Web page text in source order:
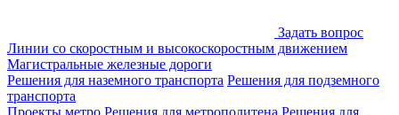
Задать вопрос
Линии со скоростным и высокоскоростным движением
Магистральные железные дороги
Решения для наземного транспорта Решения для подземного
транспорта
Проекты метро Решения для метрополитена Решения для